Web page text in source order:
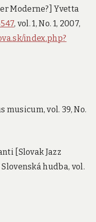
Moderne?] Yvetta
, vol. 1, No. 1, 2007,
index.php?
musicum, vol. 39, No.
[Slovak Jazz
hudba, vol.